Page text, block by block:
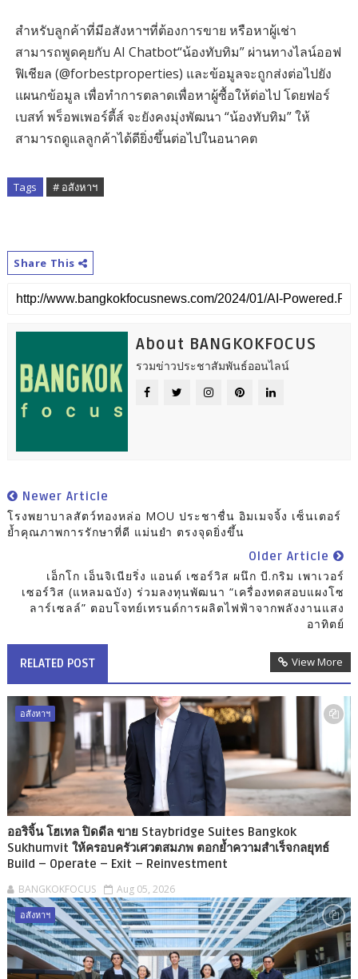
สำหรับลูกค้าที่มีอสังหาฯที่ต้องการขาย หรือหาผู้เช่า
สามารถพูดคุยกับ AI Chatbot“น้องทับทิม” ผ่านทางไลน์ออฟ
ฟิเชียล (@forbestproperties) และข้อมูลจะถูกส่งต่อไปยัง
แผนกข้อมูล เพื่อทำการตลาดเพื่อหาผู้ซื้อให้ต่อไป โดยฟอร์
เบสท์ พร็อพเพอร์ตี้ส์ จะยังคงมุ่งพัฒนา “น้องทับทิม” ให้
สามารถดูแลลูกค้าได้ดียิ่งขึ้นต่อไปในอนาคต
Tags # อสังหาฯ
Share This
About BANGKOKFOCUS
รวมข่าวประชาสัมพันธ์ออนไลน์
Newer Article
โรงพยาบาลสัตว์ทองหล่อ MOU ประชาชื่น อิมเมจจิ้ง เซ็นเตอร์
ย้ำคุณภาพการรักษาที่ดี แม่นยำ ตรงจุดยิ่งขึ้น
Older Article
เอ็กโก เอ็นจิเนียริ่ง แอนด์ เซอร์วิส ผนึก บี.กริม เพาเวอร์
เซอร์วิส (แหลมฉบัง) ร่วมลงทุนพัฒนา “เครื่องทดสอบแผงโซ
ลาร์เซลล์” ตอบโจทย์เทรนด์การผลิตไฟฟ้าจากพลังงานแสง
อาทิตย์
RELATED POST View More
อสังหาฯ
ออริจิ้น โฮเทล ปิดดีล ขาย Staybridge Suites Bangkok
Sukhumvit ให้ครอบครัวเศวตสมภพ ตอกย้ำความสำเร็จกลยุทธ์
Build – Operate – Exit – Reinvestment
BANGKOKFOCUS Aug 05, 2026
อสังหาฯ